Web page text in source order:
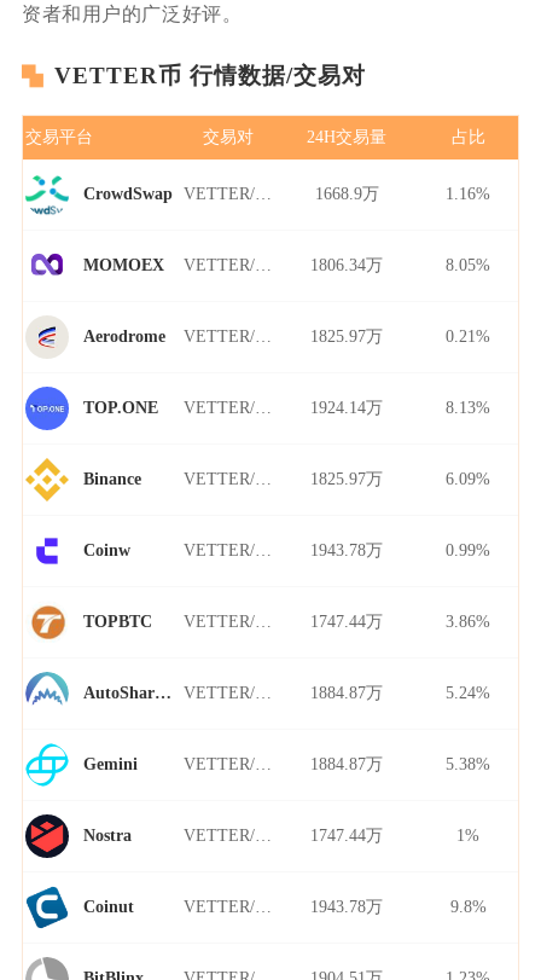
资者和用户的广泛好评。
VETTER币 行情数据/交易对
交易平台 交易对 24H交易量 占比
CrowdSwap 1668.9万 1.16%
MOMOEX 1806.34万 8.05%
Aerodrome 1825.97万 0.21%
TOP.ONE 1924.14万 8.13%
Binance 1825.97万 6.09%
Coinw 1943.78万 0.99%
TOPBTC 1747.44万 3.86%
AutoShark Finance 1884.87万 5.24%
Gemini 1884.87万 5.38%
Nostra 1747.44万 1%
Coinut 1943.78万 9.8%